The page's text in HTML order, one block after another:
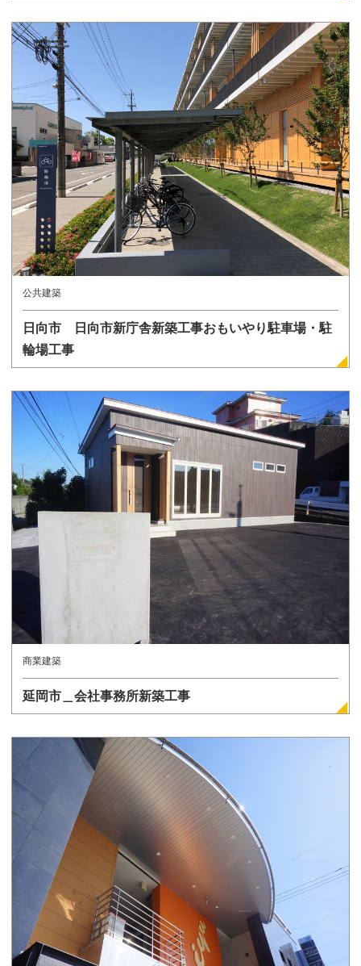
公共建築
日向市 日向市新庁舎新築工事おもいやり駐車場・駐
輪場工事
詳しく見る
商業建築
延岡市＿会社事務所新築工事
詳しく見る
詳しく見る